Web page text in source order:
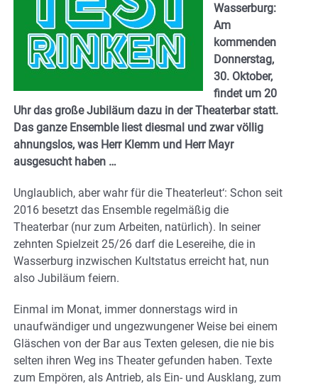
Wasserburg:
Am
kommenden
Donnerstag,
30. Oktober,
findet um 20
Uhr das große Jubiläum dazu in der Theaterbar statt.
Das ganze Ensemble liest diesmal und zwar völlig
ahnungslos, was Herr Klemm und Herr Mayr
ausgesucht haben …
Unglaublich, aber wahr für die Theaterleut‘: Schon seit
2016 besetzt das Ensemble regelmäßig die
Theaterbar (nur zum Arbeiten, natürlich). In seiner
zehnten Spielzeit 25/26 darf die Lesereihe, die in
Wasserburg inzwischen Kultstatus erreicht hat, nun
also Jubiläum feiern.
Einmal im Monat, immer donnerstags wird in
unaufwändiger und ungezwungener Weise bei einem
Gläschen von der Bar aus Texten gelesen, die nie bis
selten ihren Weg ins Theater gefunden haben. Texte
zum Empören, als Antrieb, als Ein- und Ausklang, zum